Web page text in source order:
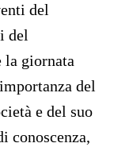
del
del
la giornata
del
e del suo
conoscenza,